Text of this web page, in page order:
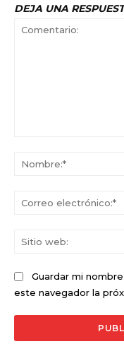
DEJA UNA
Guardar mi
este navegador la